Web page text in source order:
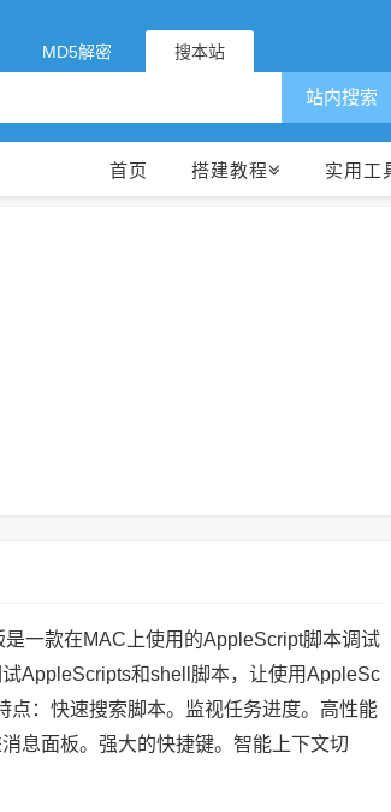
MD5解密 搜本站
站内搜索
首页 搭建教程 实用工
一款在MAC上使用的AppleScript脚本调试
AppleScripts和shell脚本，让使用AppleSc
点：快速搜索脚本。监视任务进度。高性能
息面板。强大的快捷键。智能上下文切